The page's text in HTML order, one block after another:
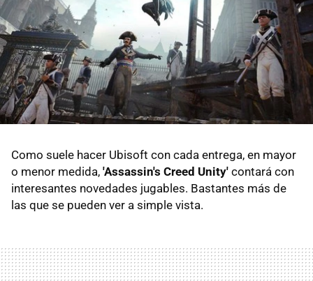
Como suele hacer Ubisoft con cada entrega, en mayor
o menor medida, 'Assassin's Creed Unity' contará con
interesantes novedades jugables. Bastantes más de
las que se pueden ver a simple vista.